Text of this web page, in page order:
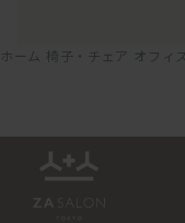
ホーム 椅子・チェア オフィ